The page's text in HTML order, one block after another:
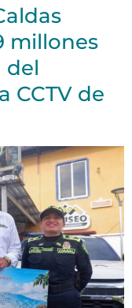
millones
del
CCTV de